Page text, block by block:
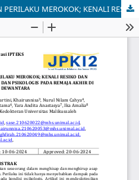
PSIKOEDUKASI PENCEGAHAN PERILAKU MEROKOK; KENALI RESIKO DAN DAMPAKNYA BAGI KESEHATAN FISIK DAN PSIKOLOGIS PADA REMAJA AKHIR DI SMA N 2 DEWANTARA